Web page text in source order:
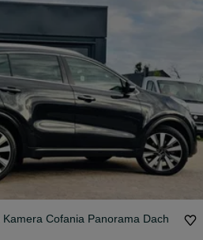
Cofania Panorama Dach